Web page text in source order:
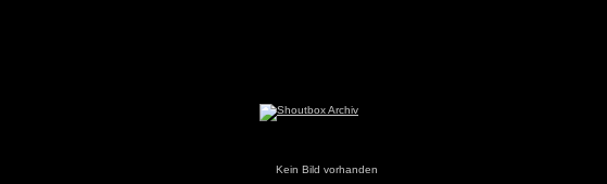
Kein Bild vorhanden